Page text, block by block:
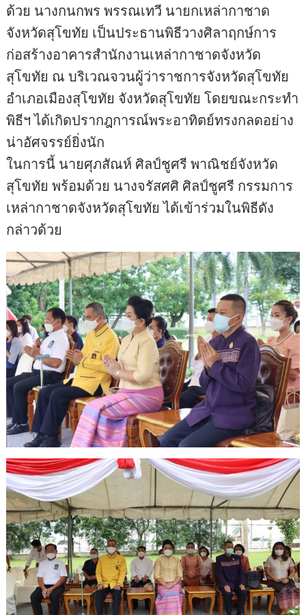
ด้วย นางกนกพร พรรณเทวี นายกเหล่ากาชาด
จังหวัดสุโขทัย เป็นประธานพิธีวางศิลาฤกษ์การ
ก่อสร้างอาคารสำนักงานเหล่ากาชาดจังหวัด
สุโขทัย ณ บริเวณจวนผู้ว่าราชการจังหวัดสุโขทัย
อำเภอเมืองสุโขทัย จังหวัดสุโขทัย โดยขณะกระทำ
พิธีฯ ได้เกิดปรากฎการณ์พระอาทิตย์ทรงกลดอย่าง
น่าอัศจรรย์ยิ่งนัก
ในการนี้ นายศุภสัณห์ ศิลป์ชูศรี พาณิชย์จังหวัด
สุโขทัย พร้อมด้วย นางจรัสศศิ ศิลป์ชูศรี กรรมการ
เหล่ากาชาดจังหวัดสุโขทัย ได้เข้าร่วมในพิธีดัง
กล่าวด้วย